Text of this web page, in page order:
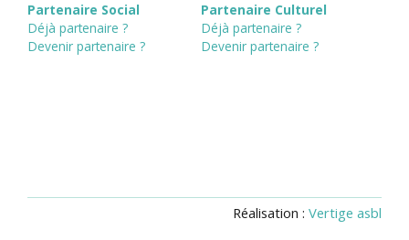
Partenaire Social
Déjà partenaire ?
Devenir partenaire ?
Partenaire Culturel
Déjà partenaire ?
Devenir partenaire ?
Réalisation : Vertige asbl